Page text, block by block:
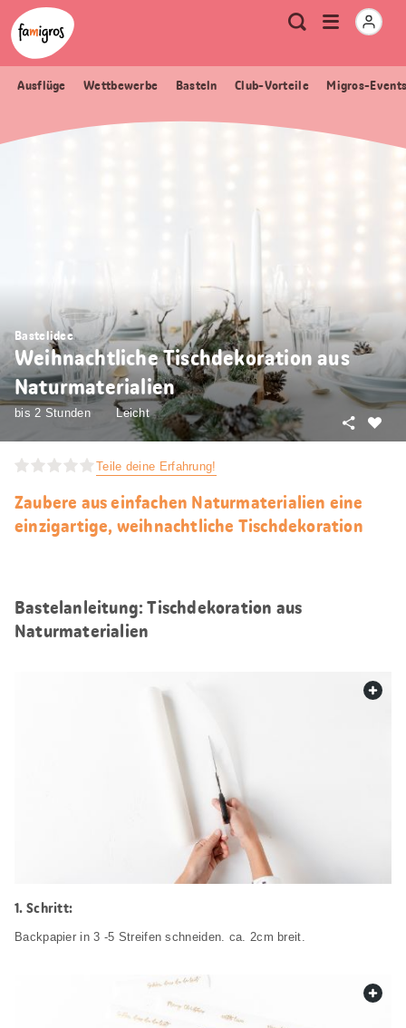
Sprungmarken
Navigation
Header
Logo
Meta
Navigation
Suche
Menu
öffnen
Ausflüge Wettbewerbe Basteln Club-Vorteile Migros-
Teile deine Erfahrung!
Bastelidee
Weihnachtliche Tischdekoration aus
Naturmaterialien
bis 2 Stunden
Leicht
Teilen
Zaubere aus einfachen Naturmaterialien eine
einzigartige, weihnachtliche Tischdekoration
Bastelanleitung: Tischdekoration aus
Naturmaterialien
Schritt:
Backpapier in 3 -5 Streifen schneiden. ca. 2cm breit.